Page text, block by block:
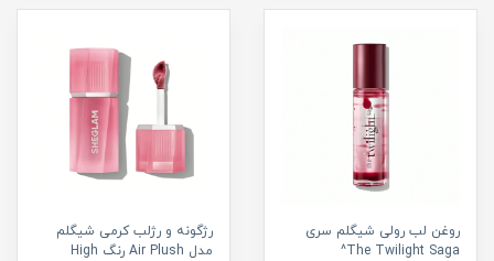
روغن لب رولی شیگلم سری
The Twilight Saga^
رژگونه و رژلب کرمی شیگلم
مدل Air Plush رنگ High